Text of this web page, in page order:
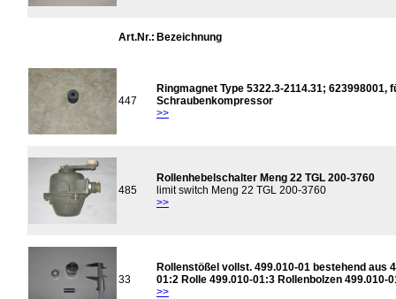
Art.Nr.: Bezeichnung
447
Ringmagnet Type 5322.3-2114.31; 623998001,
Schraubenkompressor
>>
485
Rollenhebelschalter Meng 22 TGL 200-3760
limit switch Meng 22 TGL 200-3760
>>
33
Rollenstößel vollst. 499.010-01 bestehend aus
01:2 Rolle 499.010-01:3 Rollenbolzen 499.010-
>>